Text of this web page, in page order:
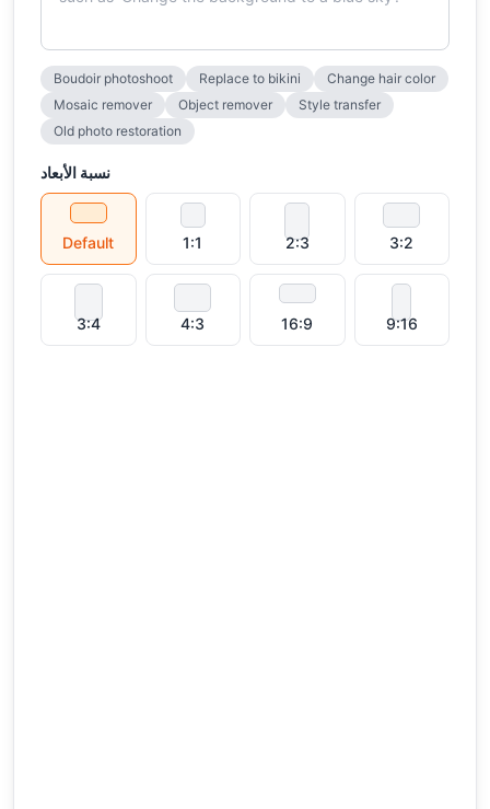
Boudoir photoshoot Replace to bikini
Change hair color
Mosaic remover
Object remover
Style transfer
Old photo restoration
نسبة الأبعاد
Default 1:1 2:3 3:2
3:4 4:3 16:9 9:16